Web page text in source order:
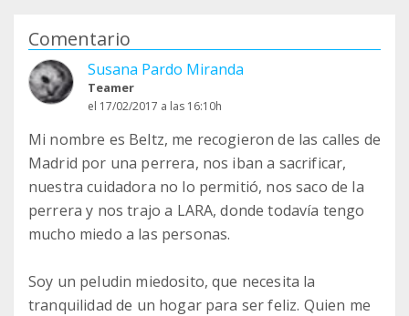
Comentario
Susana Pardo Miranda
Teamer
el 17/02/2017 a las 16:10h
Mi nombre es Beltz, me recogieron de las calles de
Madrid por una perrera, nos iban a sacrificar,
nuestra cuidadora no lo permitió, nos saco de la
perrera y nos trajo a LARA, donde todavía tengo
mucho miedo a las personas.
Soy un peludin miedosito, que necesita la
tranquilidad de un hogar para ser feliz. Quien me